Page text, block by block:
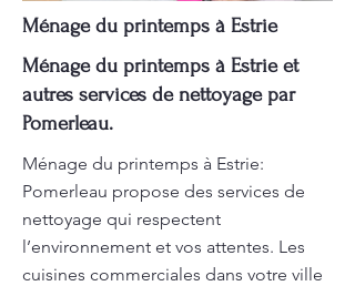
Ménage du printemps à Estrie
Ménage du printemps à Estrie et
autres services de nettoyage par
Pomerleau.
Ménage du printemps à Estrie:
Pomerleau propose des services de
nettoyage qui respectent
l’environnement et vos attentes. Les
cuisines commerciales dans votre ville